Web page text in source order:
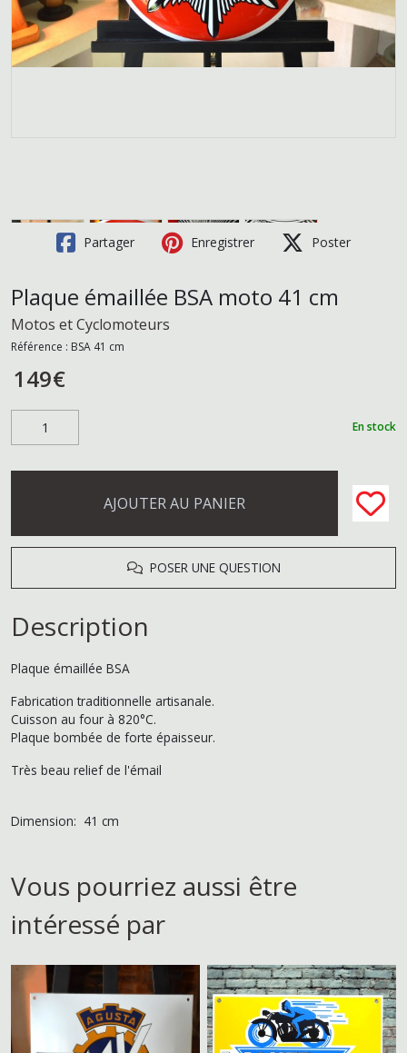
Partager Enregistrer Poster
Plaque émaillée BSA moto 41 cm
Motos et Cyclomoteurs
Référence : BSA 41 cm
149€
En stock
AJOUTER AU PANIER
POSER UNE QUESTION
Description
Plaque émaillée BSA
Fabrication traditionnelle artisanale.
Cuisson au four à 820°C.
Plaque bombée de forte épaisseur.
Très beau relief de l'émail
Dimension: 41 cm
Vous pourriez aussi être
intéressé par